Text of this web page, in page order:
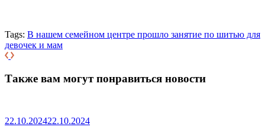
Tags: В нашем семейном центре прошло занятие по шитью для
девочек и мам
Также вам могут понравиться новости
22.10.202422.10.2024